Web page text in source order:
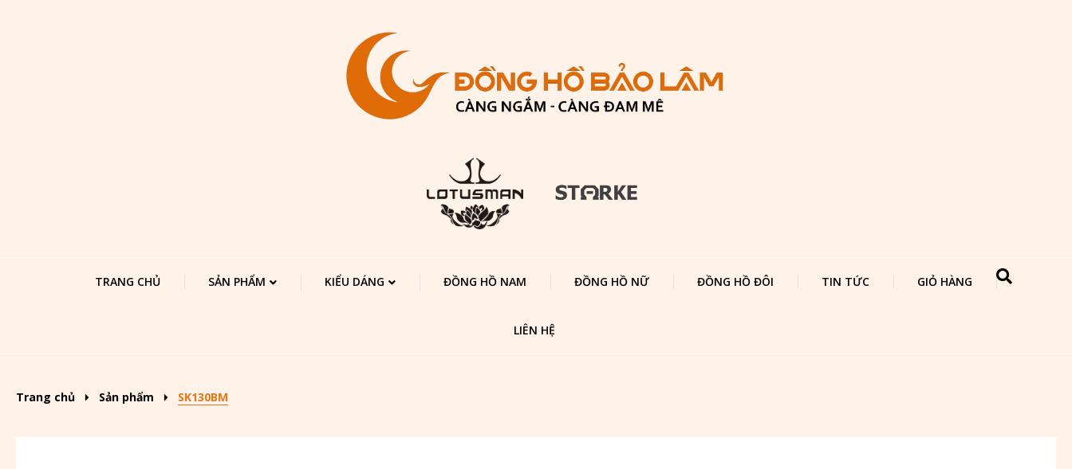
TRANG CHỦ SẢN PHẨM KIỂU DÁNG ĐỒNG HỒ NAM ĐỒNG HỒ NỮ ĐỒNG HỒ ĐÔI TIN TỨC GIỎ HÀNG
LIÊN HỆ
Trang chủ Sản phẩm SK130BM